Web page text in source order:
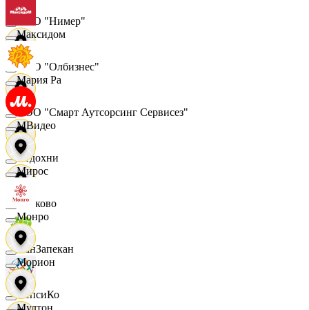
ООО "Нимер"
ООО "Олбизнес"
ООО "Смарт Аутсорсинг Сервисез"
Отдохни
Очаково
ПанЗапекан
ПепсиКо
Максидом
Мария Ра
МВидео
Мирос
Монро
Морион
Мултон